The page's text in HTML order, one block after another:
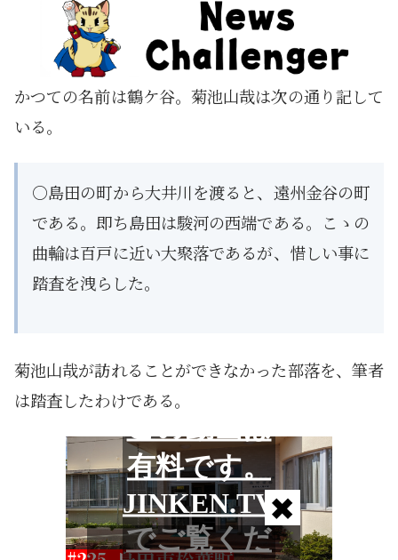
かつての名前は鶴ケ谷。菊池山哉は次の通り記して
いる。
○島田の町から大井川を渡ると、遠州金谷の町
である。即ち島田は駿河の西端である。こゝの
曲輪は百戸に近い大聚落であるが、惜しい事に
踏査を洩らした。
菊池山哉が訪れることができなかった部落を、筆者
は踏査したわけである。